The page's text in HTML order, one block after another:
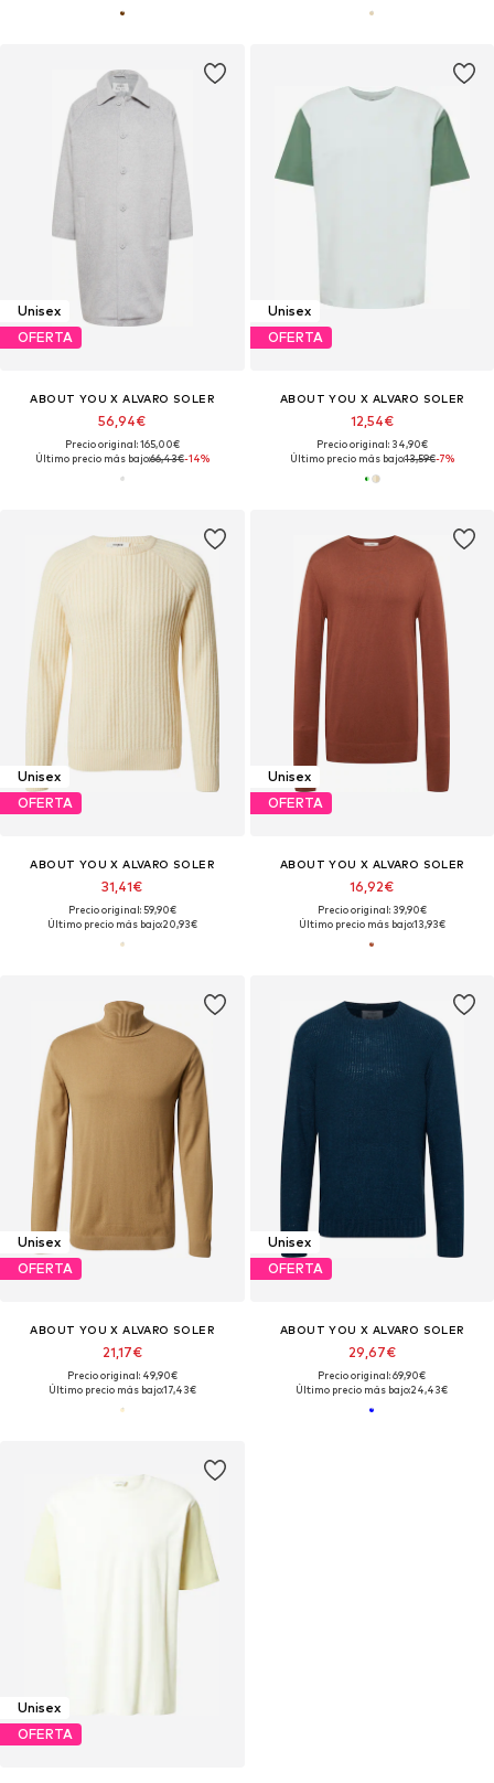
Unisex
OFERTA
ABOUT YOU X ALVARO SOLER
56,94€
Precio original: 165,00€
Último precio más bajo:66,43€-14%
Unisex
OFERTA
ABOUT YOU X ALVARO SOLER
12,54€
Precio original: 34,90€
Último precio más bajo:13,59€-7%
Unisex
OFERTA
ABOUT YOU X ALVARO SOLER
31,41€
Precio original: 59,90€
Último precio más bajo:20,93€
Unisex
OFERTA
ABOUT YOU X ALVARO SOLER
16,92€
Precio original: 39,90€
Último precio más bajo:13,93€
Unisex
OFERTA
ABOUT YOU X ALVARO SOLER
21,17€
Precio original: 49,90€
Último precio más bajo:17,43€
Unisex
OFERTA
ABOUT YOU X ALVARO SOLER
29,67€
Precio original: 69,90€
Último precio más bajo:24,43€
Unisex
OFERTA